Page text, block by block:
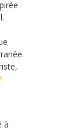
à